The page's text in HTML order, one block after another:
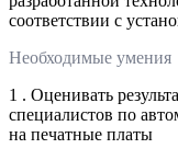
соответствии с
Необходимые умения
1 . Оценивать
специалистов по
на печатные платы